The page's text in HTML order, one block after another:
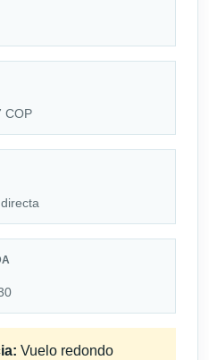
COP
Vuelo redondo